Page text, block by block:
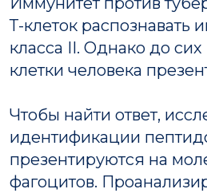
Т-клеток
класса II. Однако до
клетки человека
Чтобы найти ответ,
идентификации
презентируются на
фагоцитов.